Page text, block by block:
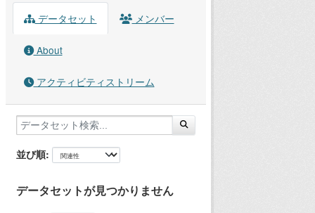
データセット メンバー
About
アクティビティストリーム
並び順
データセットが見つかりません